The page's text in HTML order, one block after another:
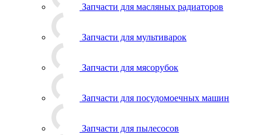
Запчасти для масляных радиаторов
Запчасти для мультиварок
Запчасти для мясорубок
Запчасти для посудомоечных машин
Запчасти для пылесосов